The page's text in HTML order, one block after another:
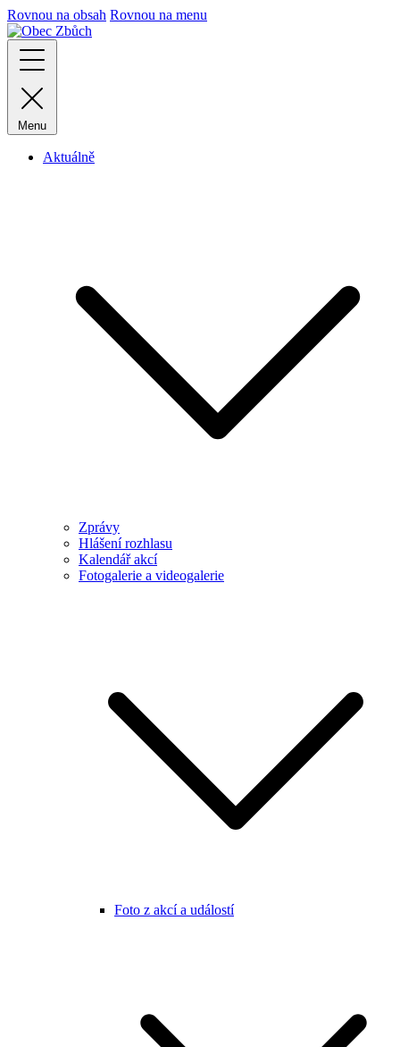
Rovnou na obsah Rovnou na menu
Menu
Aktuálně
Zprávy
Hlášení rozhlasu
Kalendář akcí
Fotogalerie a videogalerie
Foto z akcí a událostí